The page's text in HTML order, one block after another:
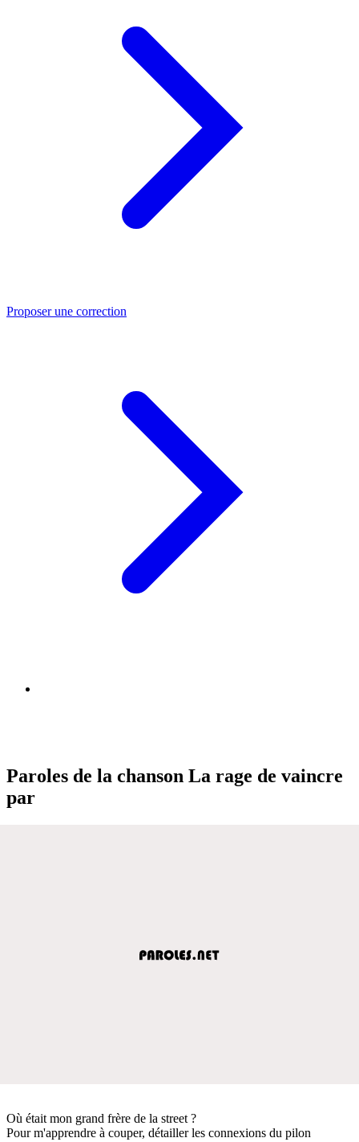
Proposer une correction
Paroles de la chanson La rage de vaincre
par
Où était mon grand frère de la street ?
Pour m'apprendre à couper, détailler les connexions du pilon